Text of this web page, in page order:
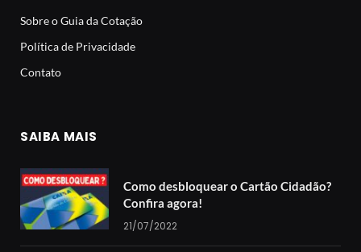
Sobre o Guia da Cotação
Política de Privacidade
Contato
SAIBA MAIS
Como desbloquear o Cartão Cidadão?
Confira agora!
21/07/2022